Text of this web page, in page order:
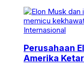
Internasional
Perusahaan
Amerika